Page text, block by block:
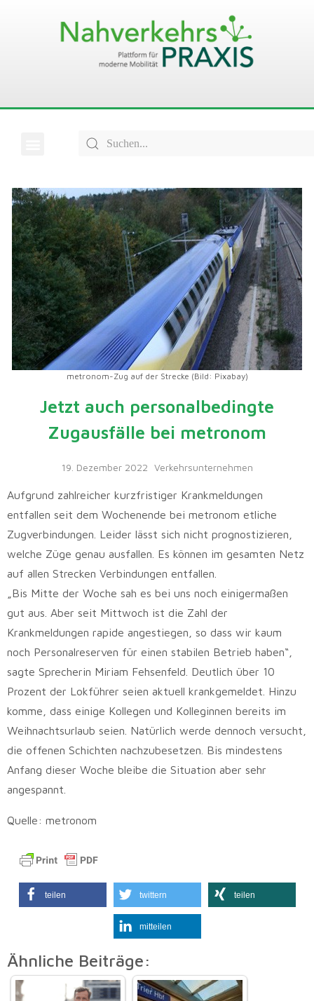
metronom-Zug auf der Strecke (Bild: Pixabay)
Jetzt auch personalbedingte
Zugausfälle bei metronom
19. Dezember 2022 Verkehrsunternehmen
Aufgrund zahlreicher kurzfristiger Krankmeldungen
entfallen seit dem Wochenende bei metronom etliche
Zugverbindungen. Leider lässt sich nicht prognostizieren,
welche Züge genau ausfallen. Es können im gesamten Netz
auf allen Strecken Verbindungen entfallen.
„Bis Mitte der Woche sah es bei uns noch einigermaßen
gut aus. Aber seit Mittwoch ist die Zahl der
Krankmeldungen rapide angestiegen, so dass wir kaum
noch Personalreserven für einen stabilen Betrieb haben“,
sagte Sprecherin Miriam Fehsenfeld. Deutlich über 10
Prozent der Lokführer seien aktuell krankgemeldet. Hinzu
komme, dass einige Kollegen und Kolleginnen bereits im
Weihnachtsurlaub seien. Natürlich werde dennoch versucht,
die offenen Schichten nachzubesetzen. Bis mindestens
Anfang dieser Woche bleibe die Situation aber sehr
angespannt.
Quelle: metronom
teilen twittern teilen
mitteilen
Ähnliche Beiträge: